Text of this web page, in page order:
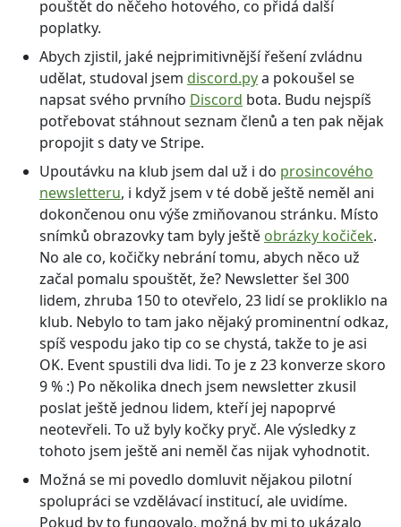
pouštět do něčeho hotového, co přidá další
poplatky.
Abych zjistil, jaké nejprimitivnější řešení zvládnu
udělat, studoval jsem discord.pya pokoušel se
napsat svého prvního Discord bota. Budu nejspíš
potřebovat stáhnout seznam členů a ten pak nějak
propojit s daty ve Stripe.
Upoutávku na klub jsem dal už i do prosincového
newsletteru, i když jsem v té době ještě neměl ani
dokončenou onu výše zmiňovanou stránku. Místo
snímků obrazovky tam byly ještě obrázky kočiček.
No ale co, kočičky nebrání tomu, abych něco už
začal pomalu spouštět, že? Newsletter šel 300
lidem, zhruba 150 to otevřelo, 23 lidí se prokliklo na
klub. Nebylo to tam jako nějaký prominentní odkaz,
spíš vespodu jako tip co se chystá, takže to je asi
OK. Event spustili dva lidi. To je z 23 konverze skoro
9 % :) Po několika dnech jsem newsletter zkusil
poslat ještě jednou lidem, kteří jej napoprvé
neotevřeli. To už byly kočky pryč. Ale výsledky z
tohoto jsem ještě ani neměl čas nijak vyhodnotit.
Možná se mi povedlo domluvit nějakou pilotní
spolupráci se vzdělávací institucí, ale uvidíme.
Pokud by to fungovalo, možná by mi to ukázalo